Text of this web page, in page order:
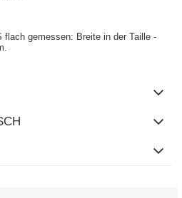
flach gemessen: Breite in der Taille -